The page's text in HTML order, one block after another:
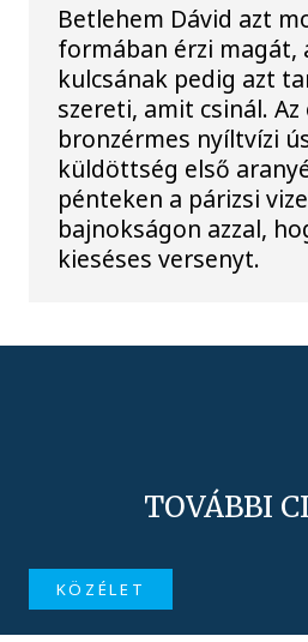
Betlehem Dávid azt
formában érzi magát,
kulcsának pedig azt
szereti, amit csinál.
bronzérmes nyíltvízi
küldöttség első
pénteken a párizsi
bajnokságon azzal,
kieséses versenyt.
TOVÁBBI
KÖZÉLET